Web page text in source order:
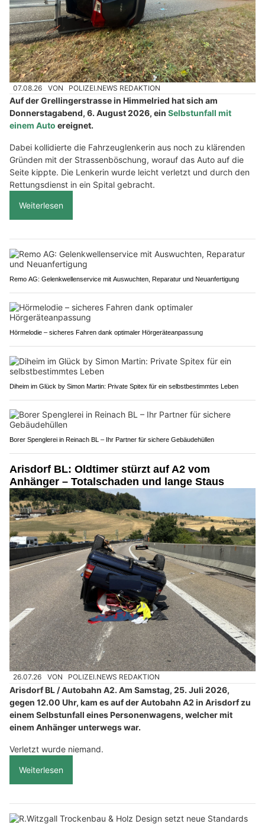
07.08.26 VON POLIZEI.NEWS REDAKTION
Auf der Grellingerstrasse in Himmelried hat sich am
Donnerstagabend, 6. August 2026, ein Selbstunfall mit
einem Auto ereignet.
Dabei kollidierte die Fahrzeuglenkerin aus noch zu klärenden
Gründen mit der Strassenböschung, worauf das Auto auf die
Seite kippte. Die Lenkerin wurde leicht verletzt und durch den
Rettungsdienst in ein Spital gebracht.
Weiterlesen
Remo AG: Gelenkwellenservice mit Auswuchten, Reparatur und Neuanfertigung
Hörmelodie – sicheres Fahren dank optimaler Hörgeräteanpassung
Diheim im Glück by Simon Martin: Private Spitex für ein selbstbestimmtes Leben
Borer Spenglerei in Reinach BL – Ihr Partner für sichere Gebäudehüllen
Arisdorf BL: Oldtimer stürzt auf A2 vom
Anhänger – Totalschaden und lange Staus
26.07.26 VON POLIZEI.NEWS REDAKTION
Arisdorf BL / Autobahn A2. Am Samstag, 25. Juli 2026,
gegen 12.00 Uhr, kam es auf der Autobahn A2 in Arisdorf zu
einem Selbstunfall eines Personenwagens, welcher mit
einem Anhänger unterwegs war.
Verletzt wurde niemand.
Weiterlesen